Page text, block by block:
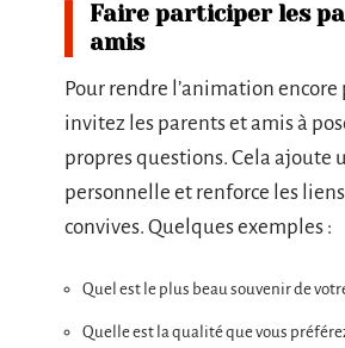
Faire participer les
amis
Pour rendre l’animation
invitez les parents et amis à
propres questions. Cela ajoute
personnelle et renforce les
convives. Quelques exemples :
Quel est le plus beau souvenir de
Quelle est la qualité que vous